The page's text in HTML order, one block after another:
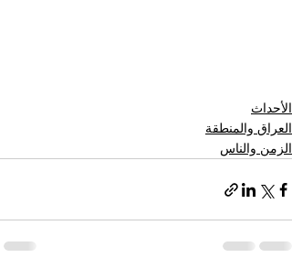
الأحداث
العراق والمنطقة
الزمن والناس